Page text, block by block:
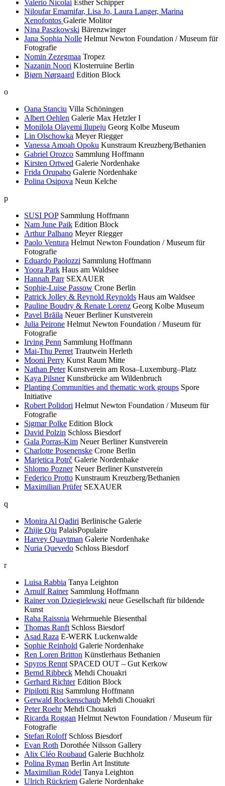
Valerio Nicolai Esther Schipper
Niloufar Emamifar, Lisa Jo, Laura Langer, Marina
Xenofontos Galerie Molitor
Nina Paszkowski Bärenzwinger
Jana Sophia Nolle Helmut Newton Foundation / Museum für
Fotografie
Nomin Zezegmaa Tropez
Nazanin Noori Klosterruine Berlin
Bjørn Nørgaard Edition Block
o
Oana Stanciu Villa Schöningen
Albert Oehlen Galerie Max Hetzler I
Monilola Olayemi Ilupeju Georg Kolbe Museum
Lin Olschowka Meyer Riegger
Vanessa Amoah Opoku Kunstraum Kreuzberg/Bethanien
Gabriel Orozco Sammlung Hoffmann
Kirsten Ortwed Galerie Nordenhake
Frida Orupabo Galerie Nordenhake
Polina Osipova Neun Kelche
p
SUSI POP Sammlung Hoffmann
Nam June Paik Edition Block
Arthur Palhano Meyer Riegger
Paolo Ventura Helmut Newton Foundation / Museum für
Fotografie
Eduardo Paolozzi Sammlung Hoffmann
Yoora Park Haus am Waldsee
Hannah Parr SEXAUER
Sophie-Luise Passow Crone Berlin
Patrick Jolley & Reynold Reynolds Haus am Waldsee
Pauline Boudry & Renate Lorenz Georg Kolbe Museum
Pavel Brăila Neuer Berliner Kunstverein
Julia Peirone Helmut Newton Foundation / Museum für
Fotografie
Irving Penn Sammlung Hoffmann
Mai-Thu Perret Trautwein Herleth
Mooni Perry Kunst Raum Mitte
Nathan Peter Kunstverein am Rosa–Luxemburg–Platz
Kaya Pilsner Kunstbrücke am Wildenbruch
Planting Communities and thematic work groups Spore
Initiative
Robert Polidori Helmut Newton Foundation / Museum für
Fotografie
Sigmar Polke Edition Block
David Polzin Schloss Biesdorf
Gala Porras-Kim Neuer Berliner Kunstverein
Charlotte Posenenske Crone Berlin
Marjetica Potrč Galerie Nordenhake
Shlomo Pozner Neuer Berliner Kunstverein
Federico Protto Kunstraum Kreuzberg/Bethanien
Maximilian Prüfer SEXAUER
q
Monira Al Qadiri Berlinische Galerie
Zhijie Qiu PalaisPopulaire
Harvey Quaytman Galerie Nordenhake
Nuria Quevedo Schloss Biesdorf
r
Luisa Rabbia Tanya Leighton
Arnulf Rainer Sammlung Hoffmann
Rainer von Dziegielewski neue Gesellschaft für bildende
Kunst
Raha Raissnia Wehrmuehle Biesenthal
Thomas Ranft Schloss Biesdorf
Asad Raza E-WERK Luckenwalde
Sophie Reinhold Galerie Nordenhake
Ren Loren Britton Künstlerhaus Bethanien
Spyros Rennt SPACED OUT – Gut Kerkow
Bernd Ribbeck Mehdi Chouakri
Gerhard Richter Edition Block
Pipilotti Rist Sammlung Hoffmann
Gerwald Rockenschaub Mehdi Chouakri
Peter Roehr Mehdi Chouakri
Ricarda Roggan Helmut Newton Foundation / Museum für
Fotografie
Stefan Roloff Schloss Biesdorf
Evan Roth Dorothée Nilsson Gallery
Alix Cléo Roubaud Galerie Buchholz
Polina Ryman Berlin Art Institute
Maximilian Rödel Tanya Leighton
Ulrich Rückriem Galerie Nordenhake